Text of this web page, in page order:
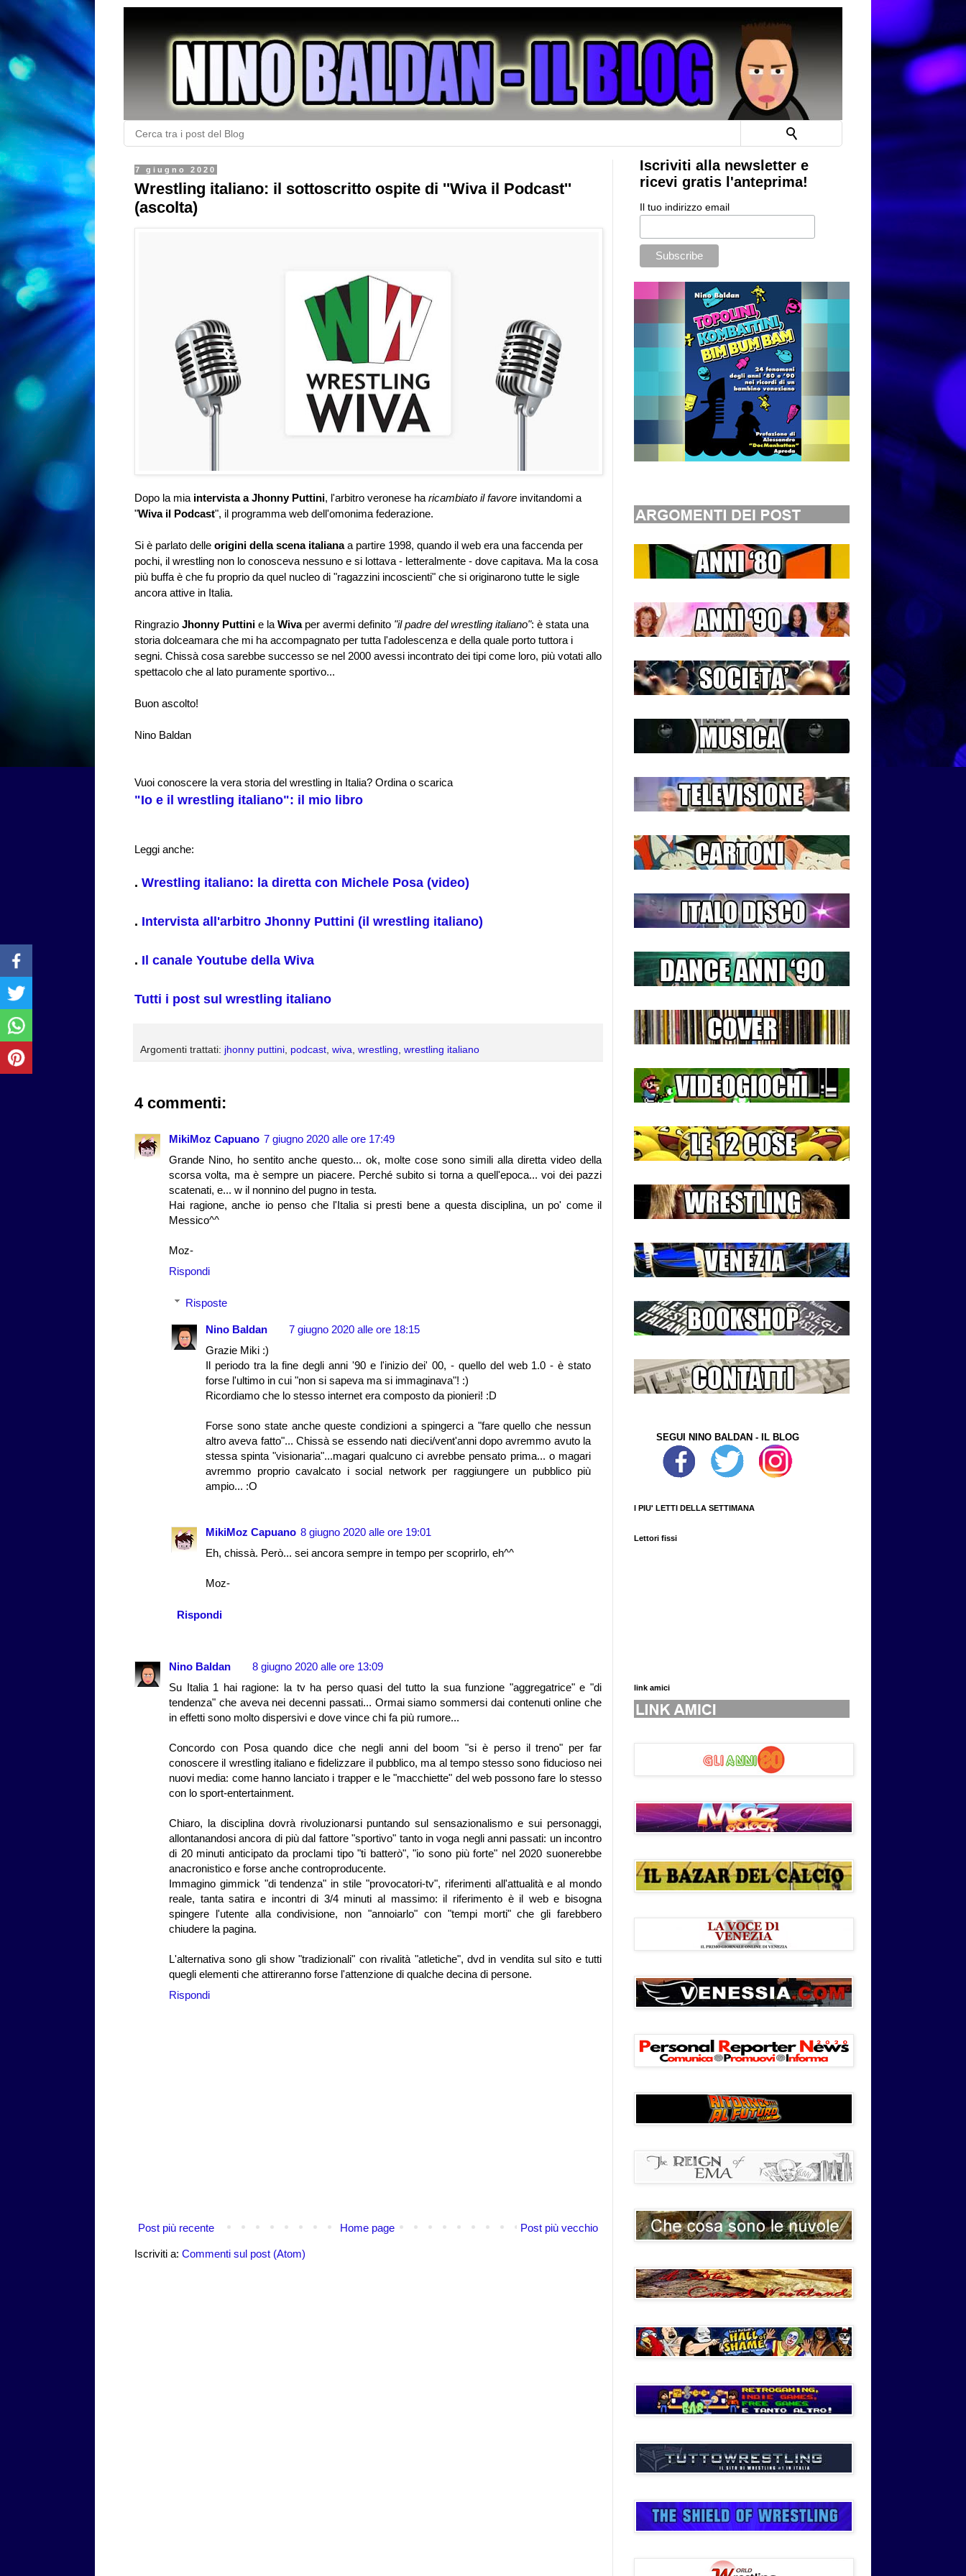
7 giugno 2020
Wrestling italiano: il sottoscritto ospite di ''Wiva il Podcast''
(ascolta)
Dopo la mia intervista a Jhonny Puttini, l'arbitro veronese ha ricambiato il favore invitandomi a
"Wiva il Podcast", il programma web dell'omonima federazione.
Si è parlato delle origini della scena italianaa partire 1998, quando il web era una faccenda per
pochi, il wrestling non lo conosceva nessuno e si lottava - letteralmente - dove capitava. Ma la cosa
più buffa è che fu proprio da quel nucleo di "ragazzini incoscienti" che si originarono tutte le sigle
ancora attive in Italia.
Ringrazio Jhonny Puttini e la Wivaper avermi definito "il padre del wrestling italiano": è stata una
storia dolceamara che mi ha accompagnato per tutta l'adolescenza e della quale porto tuttora i
segni. Chissà cosa sarebbe successo se nel 2000 avessi incontrato dei tipi come loro, più votati allo
spettacolo che al lato puramente sportivo...
Buon ascolto!
Nino Baldan
Vuoi conoscere la vera storia del wrestling in Italia? Ordina o scarica
"Io e il wrestling italiano": il mio libro
Leggi anche:
. Wrestling italiano: la diretta con Michele Posa (video)
. Intervista all'arbitro Jhonny Puttini (il wrestling italiano)
. Il canale Youtube della Wiva
Tutti i post sul wrestling italiano
Argomenti trattati: jhonny puttini, podcast, wiva, wrestling, wrestling italiano
4 commenti:
MikiMoz Capuano 7 giugno 2020 alle ore 17:49
Grande Nino, ho sentito anche questo... ok, molte cose sono simili alla diretta video della
scorsa volta, ma è sempre un piacere. Perché subito si torna a quell'epoca... voi dei pazzi
scatenati, e... w il nonnino del pugno in testa.
Hai ragione, anche io penso che l'Italia si presti bene a questa disciplina, un po' come il
Messico^^
Moz-
Rispondi
Risposte
Nino Baldan
7 giugno 2020 alle ore 18:15
Grazie Miki :)
Il periodo tra la fine degli anni '90 e l'inizio dei' 00, - quello del web 1.0 - è stato
forse l'ultimo in cui "non si sapeva ma si immaginava"! :)
Ricordiamo che lo stesso internet era composto da pionieri! :D
Forse sono state anche queste condizioni a spingerci a "fare quello che nessun
altro aveva fatto"... Chissà se essendo nati dieci/vent'anni dopo avremmo avuto la
stessa spinta "visionaria"...magari qualcuno ci avrebbe pensato prima... o magari
avremmo proprio cavalcato i social network per raggiungere un pubblico più
ampio... :O
MikiMoz Capuano 8 giugno 2020 alle ore 19:01
Eh, chissà. Però... sei ancora sempre in tempo per scoprirlo, eh^^
Moz-
Rispondi
Nino Baldan
8 giugno 2020 alle ore 13:09
Su Italia 1 hai ragione: la tv ha perso quasi del tutto la sua funzione "aggregatrice" e "di
tendenza" che aveva nei decenni passati... Ormai siamo sommersi dai contenuti online che
in effetti sono molto dispersivi e dove vince chi fa più rumore...
Concordo con Posa quando dice che negli anni del boom "si è perso il treno" per far
conoscere il wrestling italiano e fidelizzare il pubblico, ma al tempo stesso sono fiducioso nei
nuovi media: come hanno lanciato i trapper e le "macchiette" del web possono fare lo stesso
con lo sport-entertainment.
Chiaro, la disciplina dovrà rivoluzionarsi puntando sul sensazionalismo e sui personaggi,
allontanandosi ancora di più dal fattore "sportivo" tanto in voga negli anni passati: un incontro
di 20 minuti anticipato da proclami tipo "ti batterò", "io sono più forte" nel 2020 suonerebbe
anacronistico e forse anche controproducente.
Immagino gimmick "di tendenza" in stile "provocatori-tv", riferimenti all'attualità e al mondo
reale, tanta satira e incontri di 3/4 minuti al massimo: il riferimento è il web e bisogna
spingere l'utente alla condivisione, non "annoiarlo" con "tempi morti" che gli farebbero
chiudere la pagina.
L'alternativa sono gli show "tradizionali" con rivalità "atletiche", dvd in vendita sul sito e tutti
quegli elementi che attireranno forse l'attenzione di qualche decina di persone.
Rispondi
Post più recente Post più vecchio
Home page
Iscriviti a: Commenti sul post (Atom)
Iscriviti alla newsletter e
ricevi gratis l'anteprima!
Il tuo indirizzo email
SEGUI NINO BALDAN - IL BLOG
I PIU' LETTI DELLA SETTIMANA
Lettori fissi
link amici